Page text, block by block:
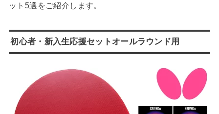
ット5選をご紹介します。
初心者・新入生応援セットオールラウンド用